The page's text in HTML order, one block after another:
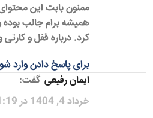
ممنون بابت این
همیشه برام جالب
کرد. درباره قفل و
برای پاسخ دادن وارد
ایمان رفیعی گفت:
خرداد 4, 1404 در 1:19 ب.ظ